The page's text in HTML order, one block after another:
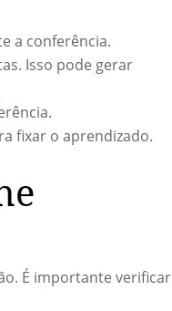
a conferência.
Isso pode gerar
fixar o aprendizado.
É importante verificar